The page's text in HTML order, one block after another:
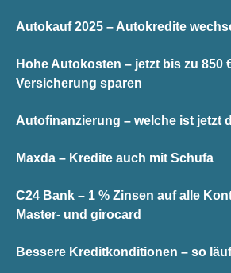
Autokauf 2025 – Autokredite
Hohe Autokosten – jetzt bis zu 850
Versicherung sparen
Autofinanzierung – welche ist jetzt
Maxda – Kredite auch mit Schufa
C24 Bank – 1 % Zinsen auf alle
Master- und girocard
Bessere Kreditkonditionen – so